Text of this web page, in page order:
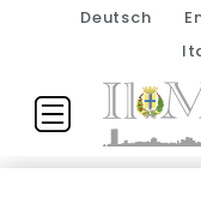
Deutsch